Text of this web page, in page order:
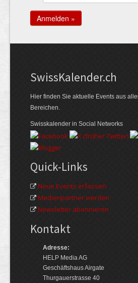
Swiss­Kalender.ch
Hier finden Sie aktuelle Events aus
Bereichen.
Swisskalender in Social Networks
Quick-Links
Neue Events erfassen
Medienpartner werden
Newsletter abonnieren
Kontakt
Adresse:
HELP Media AG
Geschäftshaus Airgate
Thurgauerstrasse 40